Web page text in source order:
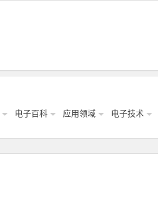
电子百科 应用领域 电子技术